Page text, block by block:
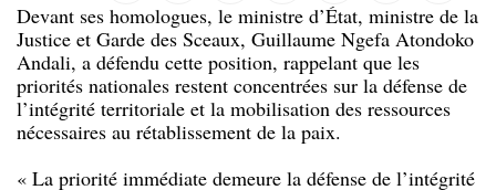
Devant ses homologues, le ministre d’État, ministre de la
Justice et Garde des Sceaux, Guillaume Ngefa Atondoko
Andali, a défendu cette position, rappelant que les
priorités nationales restent concentrées sur la défense de
l’intégrité territoriale et la mobilisation des ressources
nécessaires au rétablissement de la paix.
« La priorité immédiate demeure la défense de l’intégrité